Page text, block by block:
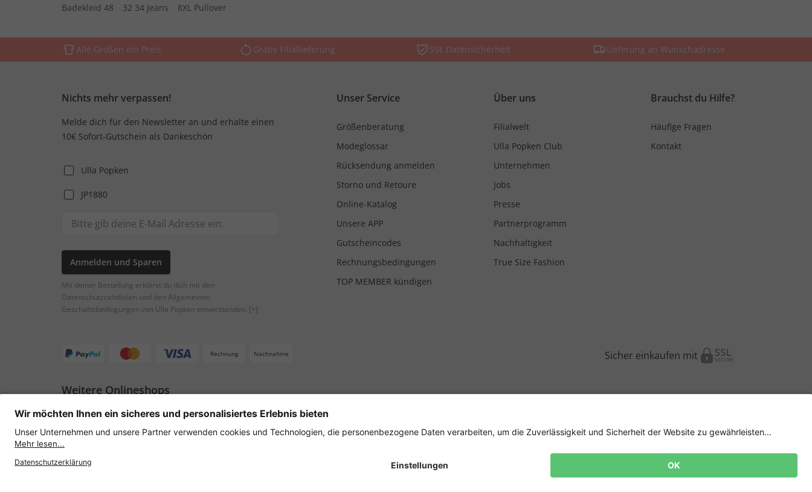
Badekleid 48
32 34 Jeans 8XL Pullover
Alle Größen ein Preis Gratis Filiallieferung SSL Datensicherheit Lieferung an Wunschadresse
Nichts mehr verpassen!
Melde dich für den Newsletter an und erhalte einen
10€ Sofort-Gutschein als Dankeschön
Ulla Popken
JP1880
Anmelden und Sparen
Mit deiner Bestellung erklärst du dich mit den
Datenschutzrichtlinien und den Allgemeinen
Geschäftsbedingungen von Ulla Popken einverstanden. [+]
Unser Service
Größenberatung
Modeglossar
Rücksendung anmelden
Storno und Retoure
Online-Katalog
Unsere APP
Gutscheincodes
Rechnungsbedingungen
TOP MEMBER kündigen
Über uns
Filialwelt
Ulla Popken Club
Unternehmen
Jobs
Presse
Partnerprogramm
Nachhaltigkeit
True Size Fashion
Brauchst du Hilfe?
Häufige Fragen
Kontakt
Rechnung Nachnahme Sicher einkaufen mit
Weitere Onlineshops
Österreich